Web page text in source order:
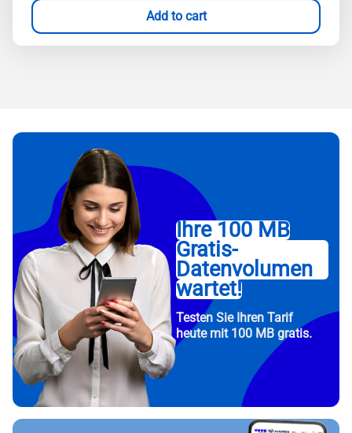
Add to cart
Ihre 100 MB
Gratis-
Datenvolumen
wartet!
Testen Sie Ihren Tarif
heute mit 100 MB gratis.